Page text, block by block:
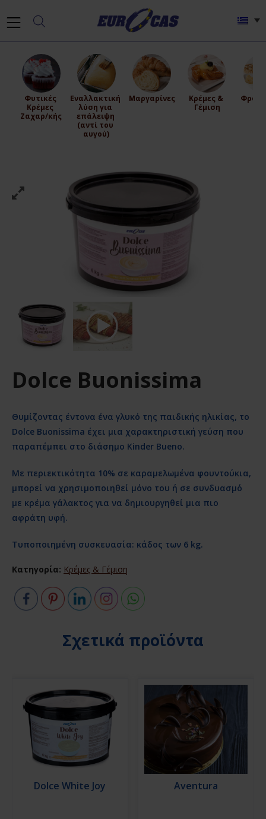
Φυτικές
Κρέμες
Ζαχαρ/κής
Εναλλακτική
λύση για
επάλειψη
(αντί του
αυγού)
Μαργαρίνες
Κρέμες &
Γέμιση
Dolce Buonissima
Θυμίζοντας έντονα ένα γλυκό της παιδικής ηλικίας, το
Dolce Buonissima έχει μια χαρακτηριστική γεύση που
παραπέμπει στο διάσημο Kinder Bueno.
Με περιεκτικότητα 10% σε καραμελωμένα φουντούκια,
μπορεί να χρησιμοποιηθεί μόνο του ή σε συνδυασμό
με κρέμα γάλακτος για να δημιουργηθεί μια πιο
αφράτη υφή.
Τυποποιημένη συσκευασία: κάδος των 6 kg.
Κατηγορία: Κρέμες & Γέμιση
Σχετικά προϊόντα
Dolce White Joy Aventura